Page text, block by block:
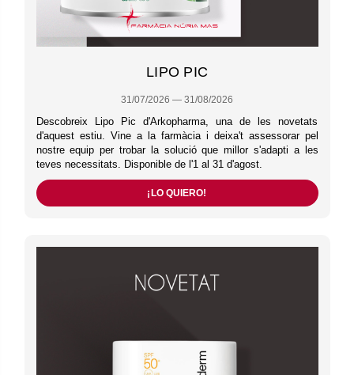
LIPO PIC
31/07/2026 — 31/08/2026
Descobreix Lipo Pic d'Arkopharma, una de les novetats
d'aquest estiu. Vine a la farmàcia i deixa't assessorar pel
nostre equip per trobar la solució que millor s'adapti a les
teves necessitats. Disponible de l'1 al 31 d'agost.
¡LO QUIERO!